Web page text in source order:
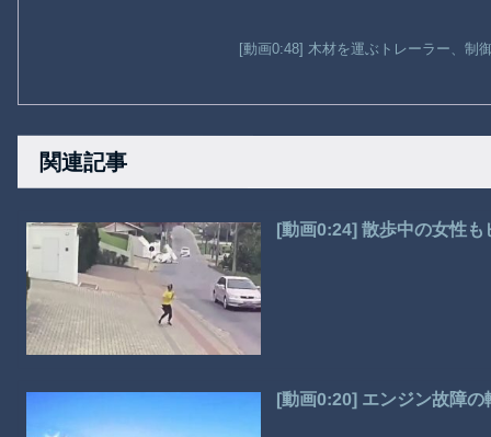
[動画0:48] 木材を運ぶトレーラー、制
関連記事
[動画0:24] 散歩中の女性
[動画0:20] エンジン故障